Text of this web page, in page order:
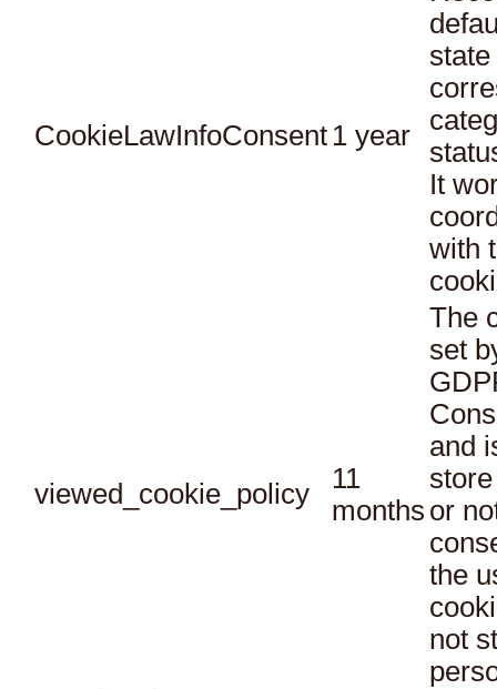
CookieLawInfoConsent 1 year
It
with
viewed_cookie_policy
11
months
The
set
and
or
the
not